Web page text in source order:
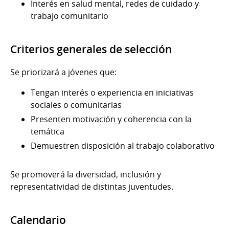
Interés en salud mental, redes de cuidado y
trabajo comunitario
Criterios generales de selección
Se priorizará a jóvenes que:
Tengan interés o experiencia en iniciativas
sociales o comunitarias
Presenten motivación y coherencia con la
temática
Demuestren disposición al trabajo colaborativo
Se promoverá la diversidad, inclusión y
representatividad de distintas juventudes.
Calendario